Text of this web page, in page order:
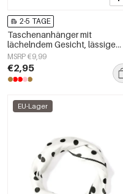
2-5 TAGE
Taschenanhänger mit
lächelndem Gesicht, lässige
Gläser, Alltagsaccessoires
MSRP €9,99
€2,95
EU-Lager